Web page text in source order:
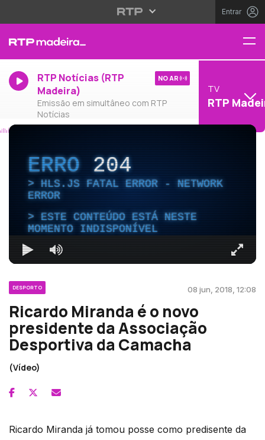
Entrar
RTP Notícias (RTP
Madeira)
Emissão em simultâneo com RTP
Notícias
NO AR
TV
RTP
ERRO204
HLS.JS FATAL ERROR - NETWORK
ERROR
ESTE CONTEÚDO ESTÁ NESTE
MOMENTO INDISPONÍVEL
DESPORTO 08 jun, 2018, 12:08
Ricardo Miranda é o novo
presidente da Associação
Desportiva da Camacha
(Vídeo)
Ricardo Miranda já tomou posse como predisente da